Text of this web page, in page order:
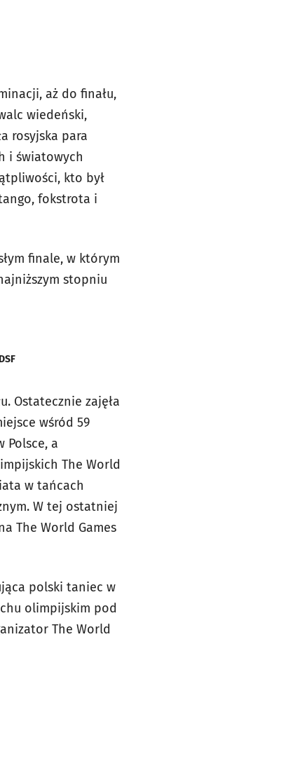
aż do finału,
wiedeński,
rosyjska para
i światowych
kto był
fokstrota i
finale, w którym
stopniu
Ostatecznie zajęła
wśród 59
Polsce, a
The World
w tańcach
W tej ostatniej
The World Games
polski taniec w
olimpijskim pod
The World